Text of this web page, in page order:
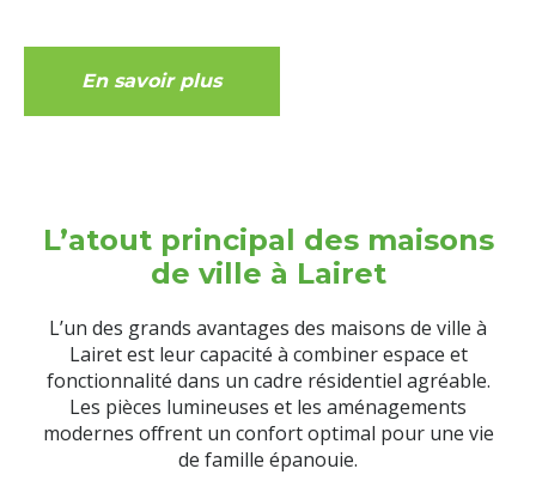
En savoir plus
L’atout principal des maisons
de ville à Lairet
L’un des grands avantages des maisons de ville à
Lairet est leur capacité à combiner espace et
fonctionnalité dans un cadre résidentiel agréable.
Les pièces lumineuses et les aménagements
modernes offrent un confort optimal pour une vie
de famille épanouie.